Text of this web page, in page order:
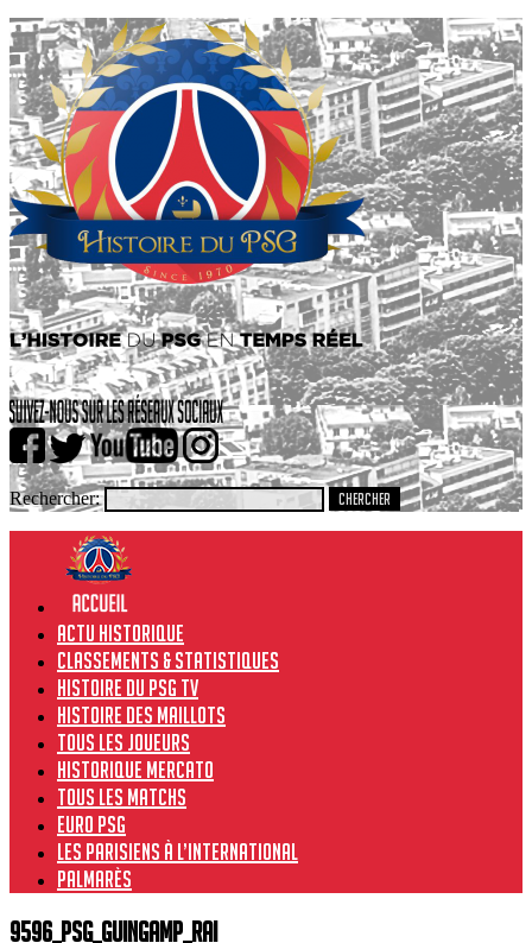
Rechercher:
Actu historique
Classements & Statistiques
Histoire du PSG TV
Histoire des maillots
Tous les joueurs
Historique Mercato
Tous les matchs
Euro PSG
Les Parisiens à l’international
Palmarès
9596_PSG_Guingamp_Rai